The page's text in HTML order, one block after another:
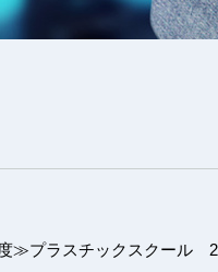
≫プラスチックスクール 2